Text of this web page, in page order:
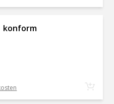
konform